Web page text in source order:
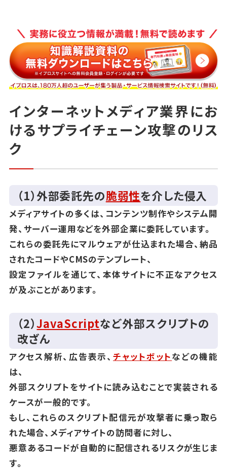
インターネットメディア業界にお
けるサプライチェーン攻撃のリス
ク
（1）外部委託先の脆弱性を介した侵入
メディアサイトの多くは、コンテンツ制作やシステム開
発、サーバー運用などを外部企業に委託しています。
これらの委託先にマルウェアが仕込まれた場合、納品
されたコードやCMSのテンプレート、
設定ファイルを通じて、本体サイトに不正なアクセス
が及ぶことがあります。
（2）JavaScriptなど外部スクリプトの
改ざん
アクセス解析、広告表示、 チャットボットなどの機能
は、
外部スクリプトをサイトに読み込むことで実装される
ケースが一般的です。
もし、これらのスクリプト配信元が攻撃者に乗っ取ら
れた場合、メディアサイトの訪問者に対し、
悪意あるコードが自動的に配信されるリスクが生じま
す。